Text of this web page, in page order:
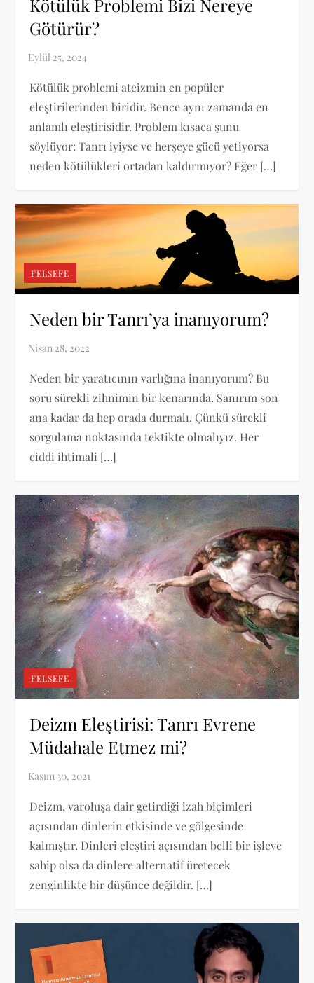
Kötülük Problemi Bizi Nereye
Götürür?
Kötülük problemi ateizmin en popüler
eleştirilerinden biridir. Bence aynı zamanda en
anlamlı eleştirisidir. Problem kısaca şunu
söylüyor: Tanrı iyiyse ve herşeye gücü yetiyorsa
neden kötülükleri ortadan kaldırmıyor? Eğer […]
FELSEFE
Neden bir Tanrı’ya inanıyorum?
Neden bir yaratıcının varlığına inanıyorum? Bu
soru sürekli zihnimin bir kenarında. Sanırım son
ana kadar da hep orada durmalı. Çünkü sürekli
sorgulama noktasında tektikte olmalıyız. Her
ciddi ihtimali […]
FELSEFE
Deizm Eleştirisi: Tanrı Evrene
Müdahale Etmez mi?
Deizm, varoluşa dair getirdiği izah biçimleri
açısından dinlerin etkisinde ve gölgesinde
kalmıştır. Dinleri eleştiri açısından belli bir işleve
sahip olsa da dinlere alternatif üretecek
zenginlikte bir düşünce değildir. […]